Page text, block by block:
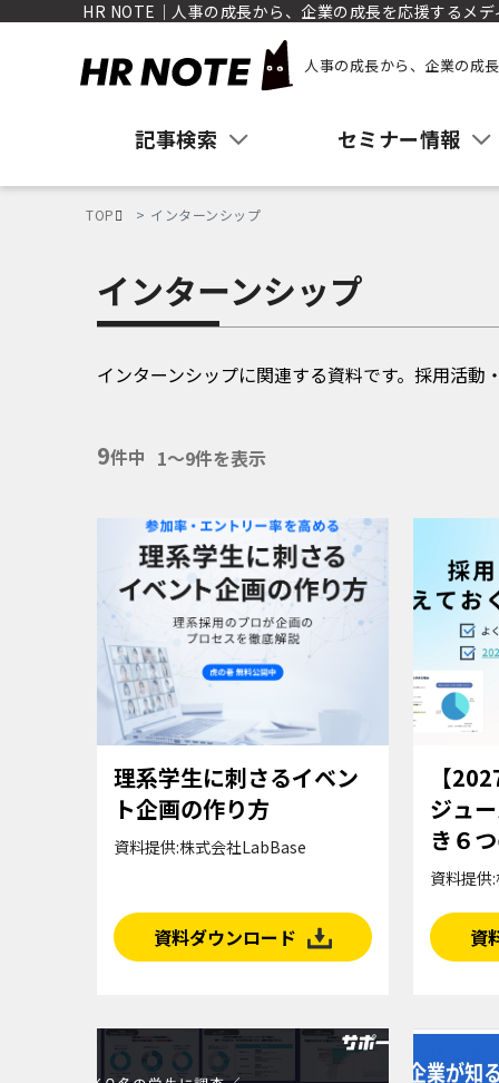
HR NOTE｜人事の成長から、企業の成長を応援するメデ
人事の成長から、企業の成
記事検索 セミナー情報
TOP インターンシップ
インターンシップ
インターンシップに関連する資料です。採用活
9件中 1〜9件を表示
理系学生に刺さるイベン
ト企画の作り方
資料提供:株式会社LabBase
資料ダウンロード
【
ジュ
き６
資料提供
資